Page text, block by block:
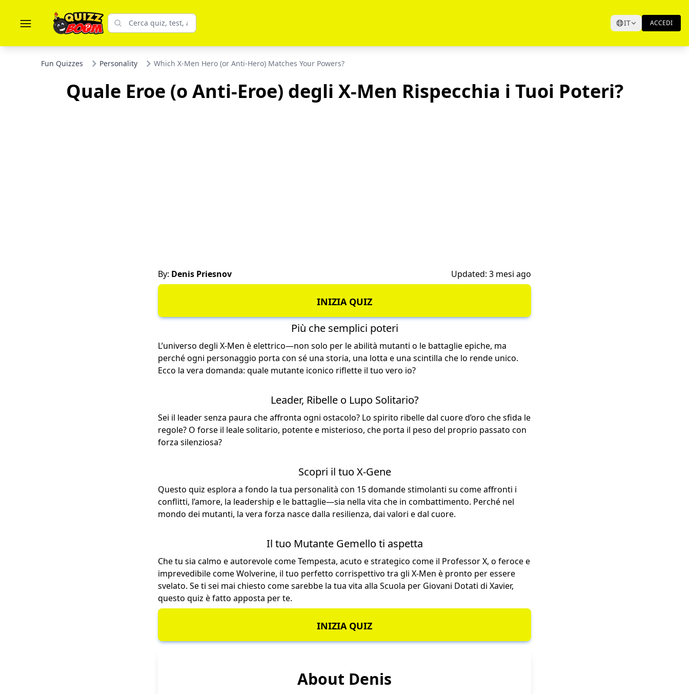
IT ACCEDI
Fun Quizzes Personality Which X-Men Hero (or Anti-Hero) Matches Your Powers?
Quale Eroe (o Anti-Eroe) degli X-Men Rispecchia i Tuoi Poteri?
By: Denis Priesnov Updated: 3 mesi ago
INIZIA QUIZ
Più che semplici poteri
L’universo degli X-Men è elettrico—non solo per le abilità mutanti o le battaglie epiche, ma
perché ogni personaggio porta con sé una storia, una lotta e una scintilla che lo rende unico.
Ecco la vera domanda: quale mutante iconico riflette il tuo vero io?
Leader, Ribelle o Lupo Solitario?
Sei il leader senza paura che affronta ogni ostacolo? Lo spirito ribelle dal cuore d’oro che sfida le
regole? O forse il leale solitario, potente e misterioso, che porta il peso del proprio passato con
forza silenziosa?
Scopri il tuo X-Gene
Questo quiz esplora a fondo la tua personalità con 15 domande stimolanti su come affronti i
conflitti, l’amore, la leadership e le battaglie—sia nella vita che in combattimento. Perché nel
mondo dei mutanti, la vera forza nasce dalla resilienza, dai valori e dal cuore.
Il tuo Mutante Gemello ti aspetta
Che tu sia calmo e autorevole come Tempesta, acuto e strategico come il Professor X, o feroce e
imprevedibile come Wolverine, il tuo perfetto corrispettivo tra gli X-Men è pronto per essere
svelato. Se ti sei mai chiesto come sarebbe la tua vita alla Scuola per Giovani Dotati di Xavier,
questo quiz è fatto apposta per te.
INIZIA QUIZ
About Denis